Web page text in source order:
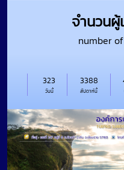
จำนวนผู้
number
วันนี้
323
สัปดาห์นี้
3388